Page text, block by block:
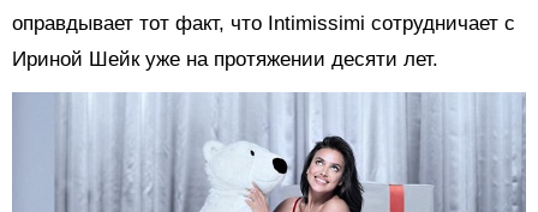
оправдывает тот факт, что Intimissimi сотрудничает с
Ириной Шейк уже на протяжении десяти лет.